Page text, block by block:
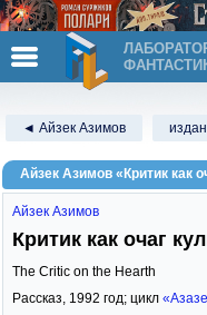
◄ Айзек Азимов
Айзек Азимов «Критик как
Айзек Азимов
Критик как очаг
The Critic on the Hearth
Рассказ, 1992 год; цикл